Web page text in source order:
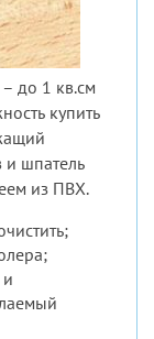
– до 1 кв.см
купить
и шпатель
из ПВХ.